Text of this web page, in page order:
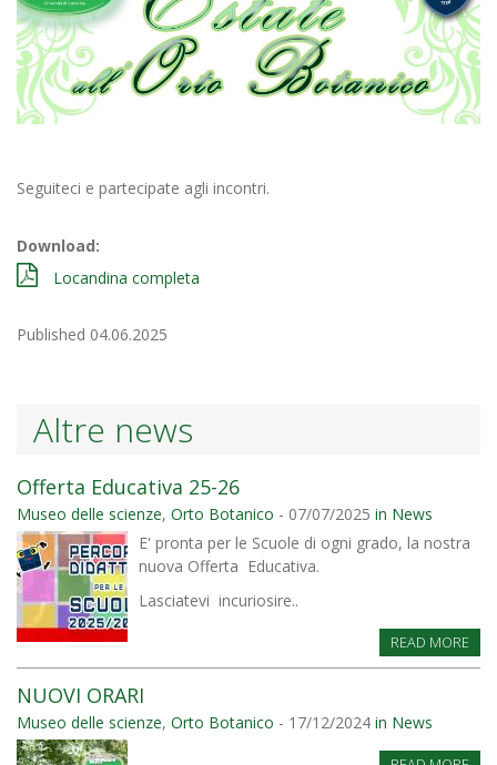
Seguiteci e partecipate agli incontri.
Download:
Locandina completa
Published 04.06.2025
Altre news
Offerta Educativa 25-26
Museo delle scienze, Orto Botanico - 07/07/2025 in News
E' pronta per le Scuole di ogni grado, la nostra
nuova Offerta Educativa.
Lasciatevi incuriosire..
READ MORE
NUOVI ORARI
Museo delle scienze, Orto Botanico - 17/12/2024 in News